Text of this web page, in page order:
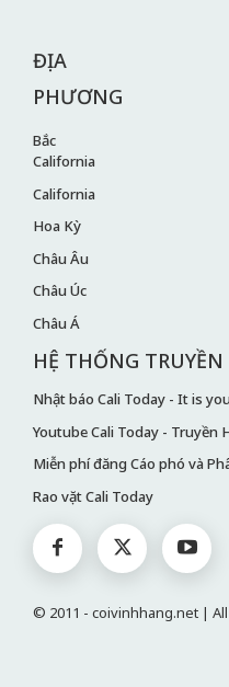
ĐỊA
PHƯƠNG
Bắc
California
California
Hoa Kỳ
Châu Âu
Châu Úc
Châu Á
HỆ THỐNG
Nhật báo Cali Today - It is
Youtube Cali Today - Truyền
Miễn phí đăng Cáo phó và
Rao vặt Cali Today
© 2011 - coivinhhang.net |